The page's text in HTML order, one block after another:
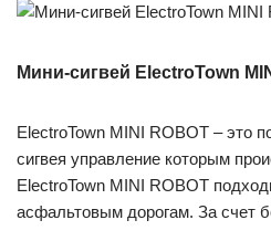
Мини-сигвей ElectroTown
ElectroTown MINI ROBOT – это
сигвея управление которым
ElectroTown MINI ROBOT
асфальтовым дорогам. За счет